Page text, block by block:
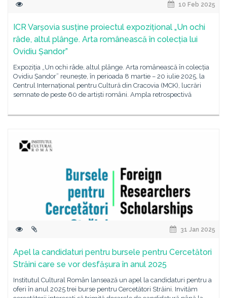
10 Feb 2025
ICR Varșovia susține proiectul expozițional „Un ochi
râde, altul plânge. Arta românească în colecția lui
Ovidiu Șandor”
Expoziția „Un ochi râde, altul plânge. Arta românească în colecția
Ovidiu Șandor” reunește, în perioada 8 martie – 20 iulie 2025, la
Centrul Internațional pentru Cultură din Cracovia (MCK), lucrări
semnate de peste 60 de artiști români. Ampla retrospectivă
31 Jan 2025
Apel la candidaturi pentru bursele pentru Cercetători
Străini care se vor desfășura în anul 2025
Institutul Cultural Român lansează un apel la candidaturi pentru a
oferi în anul 2025 trei burse pentru Cercetători Străini. Invităm